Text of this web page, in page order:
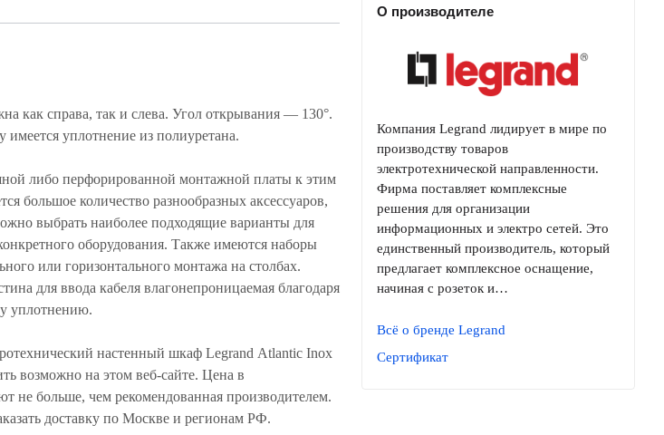
как справа, так и слева. Угол открывания — 130°.
имеется уплотнение из полиуретана.
либо перфорированной монтажной платы к этим
большое количество разнообразных аксессуаров,
выбрать наиболее подходящие варианты для
оборудования. Также имеются наборы
или горизонтального монтажа на столбах.
для ввода кабеля влагонепроницаемая благодаря
уплотнению.
настенный шкаф Legrand Atlantic Inox
возможно на этом веб-сайте. Цена в
не больше, чем рекомендованная производителем.
доставку по Москве и регионам РФ.
О производителе
Компания Legrand лидирует в мире по
производству товаров
электротехнической направленности.
Фирма поставляет комплексные
решения для организации
информационных и электро сетей. Это
единственный производитель, который
предлагает комплексное оснащение,
начиная с розеток и…
Всё о бренде Legrand
Сертификат